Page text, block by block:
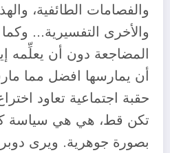
والفصامات الطائفية،
والأخرى التفسيرية…
المضاجعة دون أن يعلِّمه
أن يمارسها افضل مما
حقبة اجتماعية تعاود
تكن قط، هي هي سياسة
بصورة جوهرية. ويرى